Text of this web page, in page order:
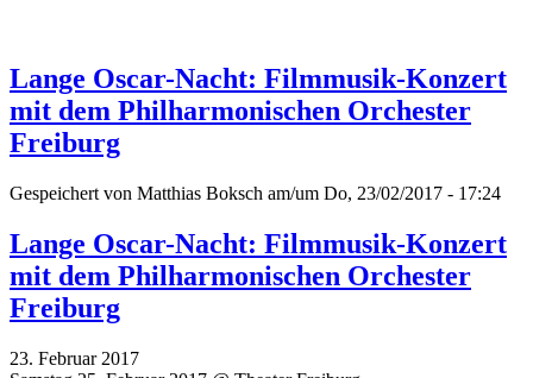
Lange Oscar-Nacht: Filmmusik-Konzert
mit dem Philharmonischen Orchester
Freiburg
Gespeichert von Matthias Boksch am/um Do, 23/02/2017 - 17:24
Lange Oscar-Nacht: Filmmusik-Konzert
mit dem Philharmonischen Orchester
Freiburg
23. Februar 2017